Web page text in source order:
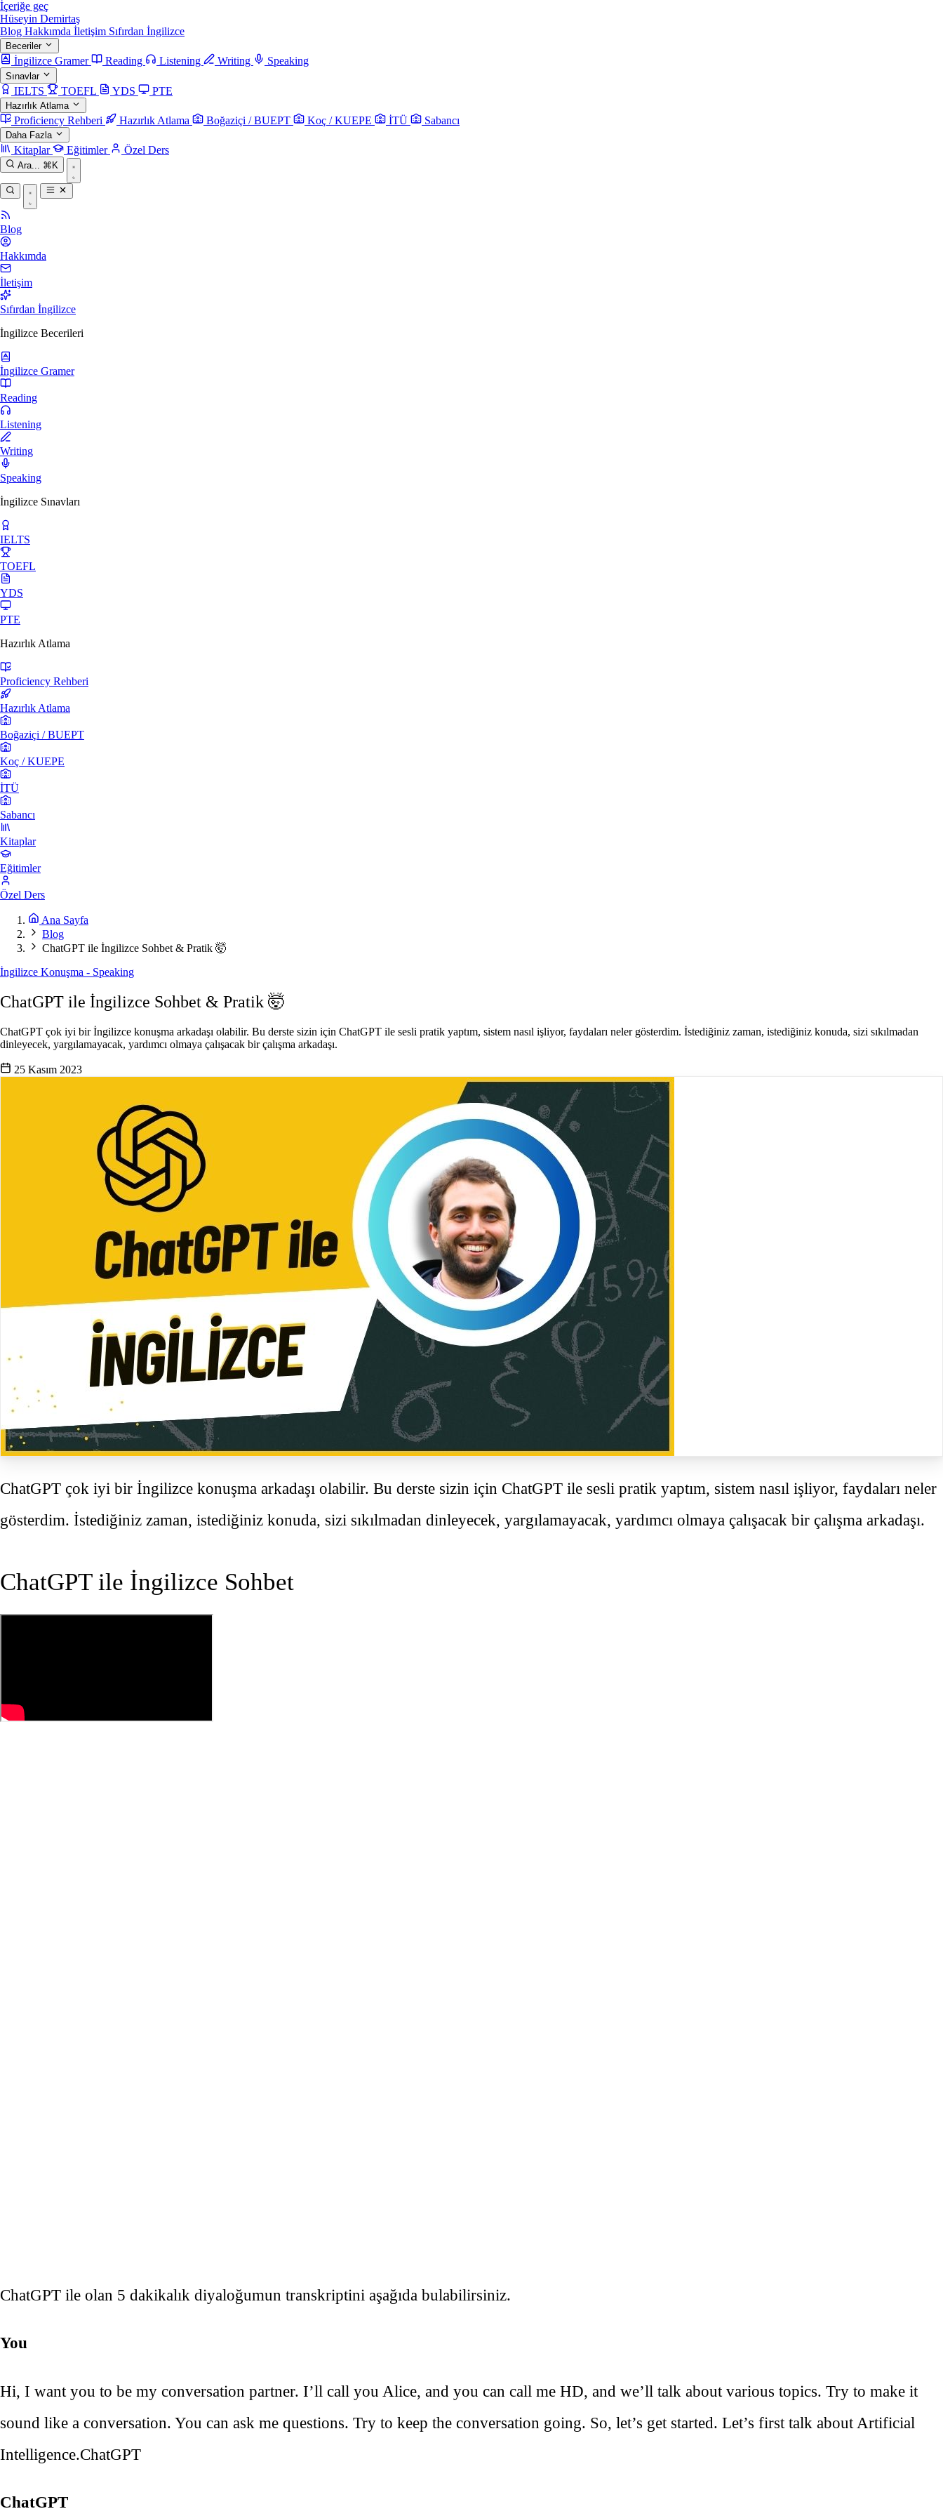
İçeriğe geç
Hüseyin Demirtaş
Blog Hakkımda İletişim Sıfırdan İngilizce
Beceriler
İngilizce Gramer Reading Listening Writing Speaking
Sınavlar
IELTS TOEFL YDS PTE
Hazırlık Atlama
Proficiency Rehberi Hazırlık Atlama Boğaziçi / BUEPT Koç / KUEPE İTÜ Sabancı
Daha Fazla
Kitaplar Eğitimler Özel Ders
Ara... ⌘K
Blog
Hakkımda
İletişim
Sıfırdan İngilizce
İngilizce Becerileri
İngilizce Gramer
Reading
Listening
Writing
Speaking
İngilizce Sınavları
IELTS
TOEFL
YDS
PTE
Hazırlık Atlama
Proficiency Rehberi
Hazırlık Atlama
Boğaziçi / BUEPT
Koç / KUEPE
İTÜ
Sabancı
Kitaplar
Eğitimler
Özel Ders
Ana Sayfa
Blog
ChatGPT ile İngilizce Sohbet & Pratik 🤯
İngilizce Konuşma - Speaking
ChatGPT ile İngilizce Sohbet & Pratik 🤯
ChatGPT çok iyi bir İngilizce konuşma arkadaşı olabilir. Bu derste sizin için ChatGPT ile sesli pratik yaptım, sistem nasıl işliyor, faydaları neler gösterdim. İstediğiniz zaman, istediğiniz konuda, sizi sıkılmadan
dinleyecek, yargılamayacak, yardımcı olmaya çalışacak bir çalışma arkadaşı.
25 Kasım 2023
ChatGPT çok iyi bir İngilizce konuşma arkadaşı olabilir. Bu derste sizin için ChatGPT ile sesli pratik yaptım, sistem nasıl işliyor, faydaları neler
gösterdim. İstediğiniz zaman, istediğiniz konuda, sizi sıkılmadan dinleyecek, yargılamayacak, yardımcı olmaya çalışacak bir çalışma arkadaşı.
ChatGPT ile İngilizce Sohbet
ChatGPT ile olan 5 dakikalık diyaloğumun transkriptini aşağıda bulabilirsiniz.
You
Hi, I want you to be my conversation partner. I’ll call you Alice, and you can call me HD, and we’ll talk about various topics. Try to make it
sound like a conversation. You can ask me questions. Try to keep the conversation going. So, let’s get started. Let’s first talk about Artificial
Intelligence.ChatGPT
ChatGPT